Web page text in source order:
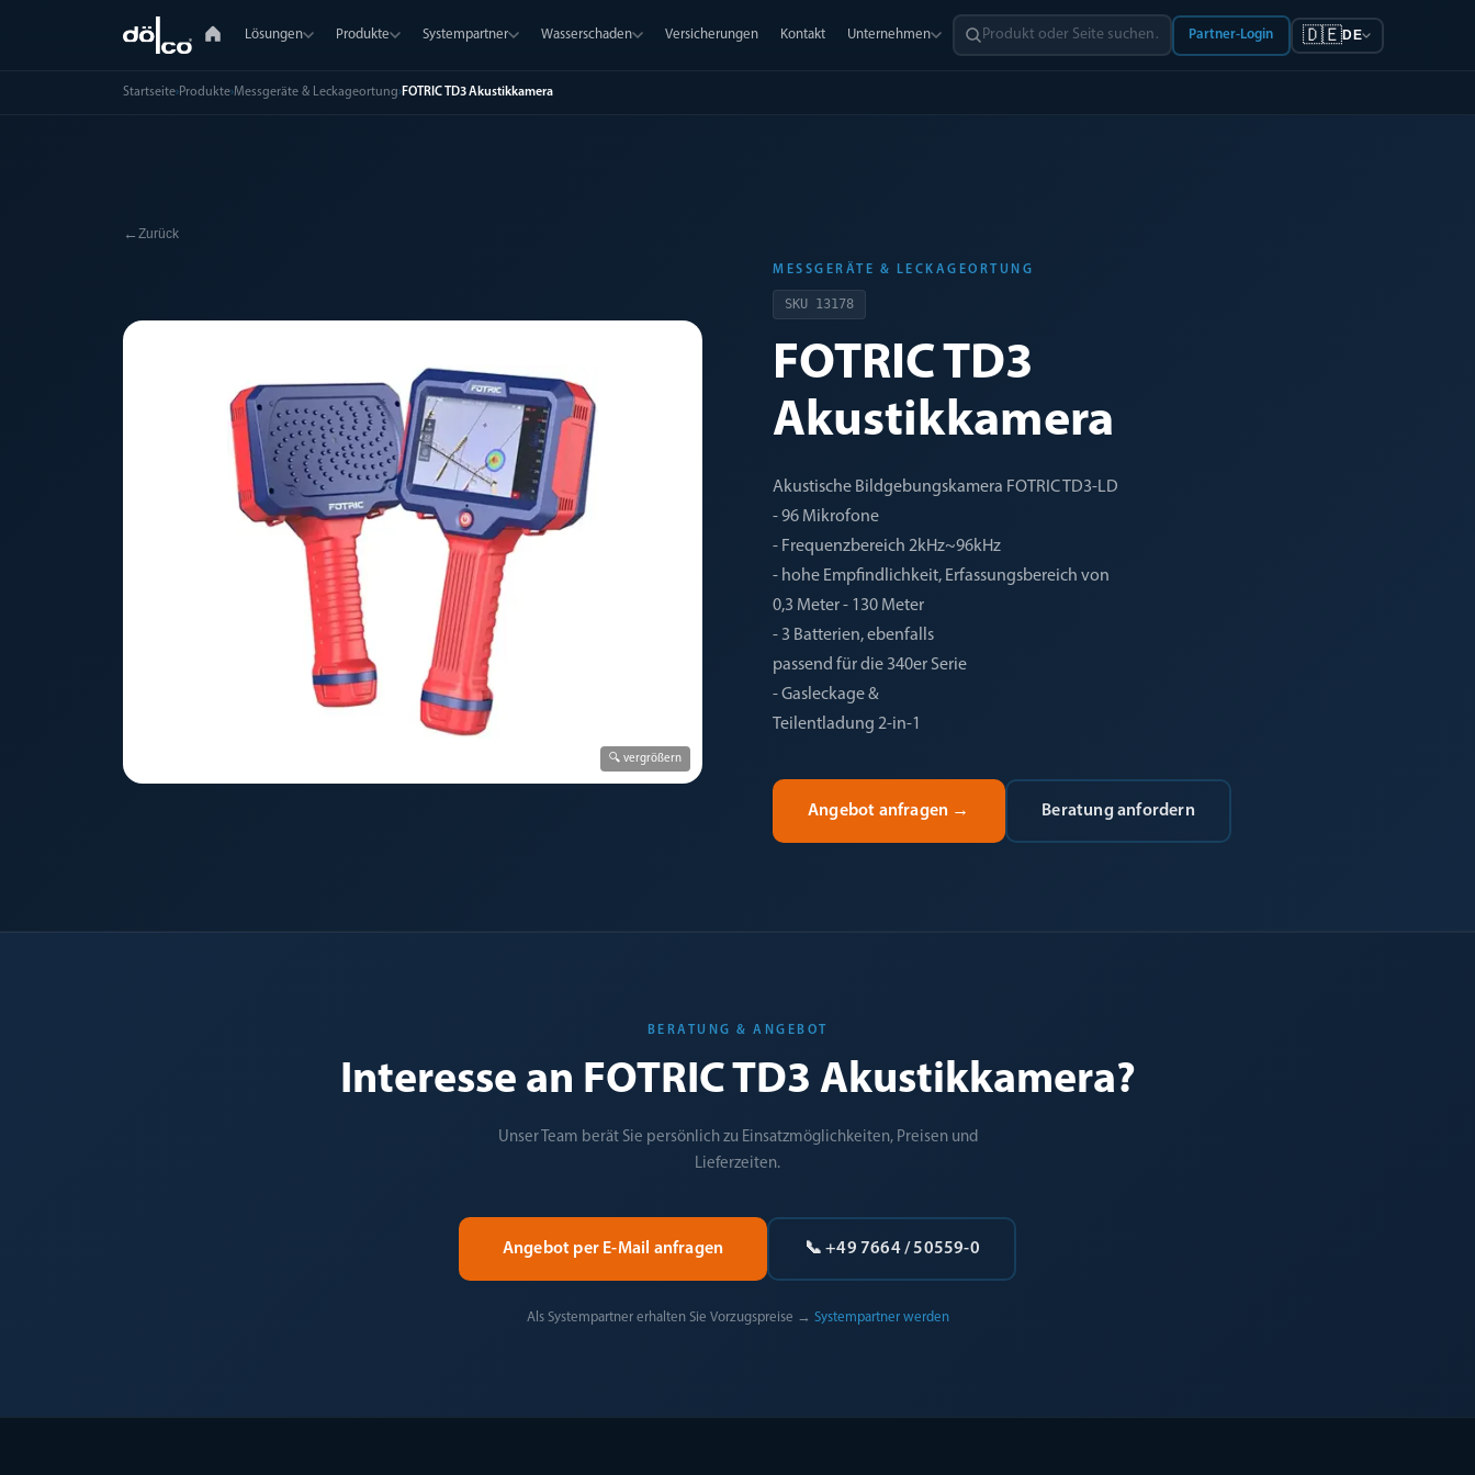
Lösungen Produkte Systempartner Wasserschaden Versicherungen Kontakt Unternehmen Partner-Login 🇩🇪DE
Startseite›Produkte›Messgeräte & Leckageortung›FOTRIC TD3 Akustikkamera
← Zurück
🔍 vergrößern
MESSGERÄTE & LECKAGEORTUNG
SKU 13178
FOTRIC TD3
Akustikkamera
Akustische Bildgebungskamera FOTRIC TD3-LD
- 96 Mikrofone
- Frequenzbereich 2kHz~96kHz
- hohe Empfindlichkeit, Erfassungsbereich von
0,3 Meter - 130 Meter
- 3 Batterien, ebenfalls
passend für die 340er Serie
- Gasleckage &
Teilentladung 2-in-1
Angebot anfragen → Beratung anfordern
BERATUNG & ANGEBOT
Interesse an FOTRIC TD3 Akustikkamera?
Unser Team berät Sie persönlich zu Einsatzmöglichkeiten, Preisen und
Lieferzeiten.
Angebot per E-Mail anfragen 📞 +49 7664 / 50559-0
Als Systempartner erhalten Sie Vorzugspreise → Systempartner werden